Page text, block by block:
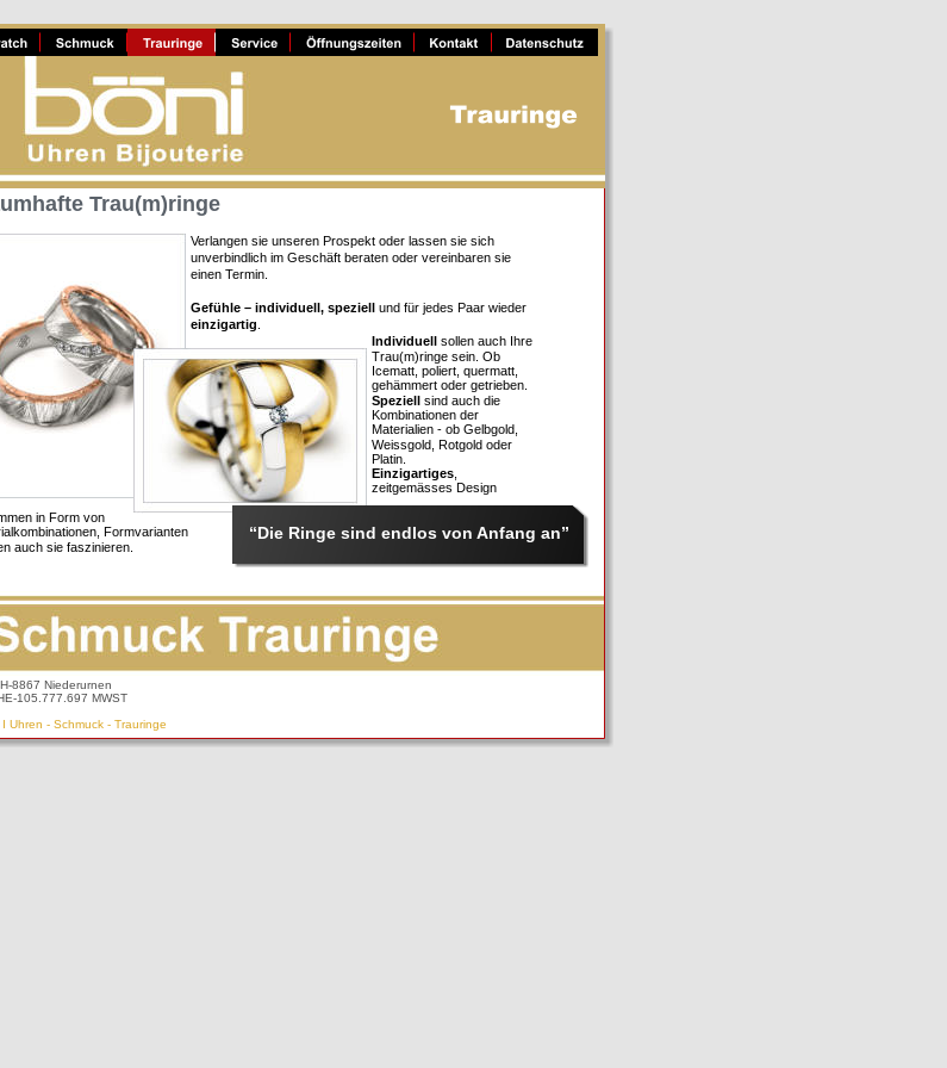
8867 Niederurnen
105.777.697 MWST
Uhren - Schmuck - Trauringe
Trau(m)ringe
Verlangen sie unseren Prospekt oder lassen sie sich
unverbindlich im Geschäft beraten oder vereinbaren sie
einen Termin.
Gefühle – individuell, speziell
und für jedes Paar wieder
einzigartig
Individuell
sollen auch Ihre
Trau(m)ringe sein. Ob
Icematt, poliert, quermatt,
gehämmert oder getrieben.
Speziell sind auch die
Kombinationen der
Materialien - ob Gelbgold,
Weissgold, Rotgold oder
Platin.
Einzigartiges
zeitgemässes Design
in Form von
Formvarianten
auch sie faszinieren.
“Die Ringe sind endlos von Anfang an”